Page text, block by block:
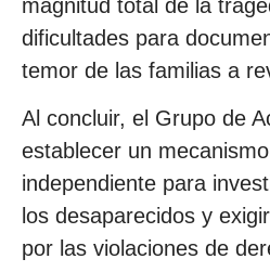
magnitud total de la
dificultades para
temor de las familias a
Al concluir, el Grupo de
establecer un
independiente para
los desaparecidos y
por las violaciones de